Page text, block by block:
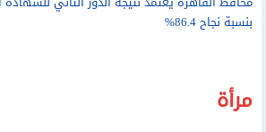
بنسبة نجاح 86.4%
مرأة